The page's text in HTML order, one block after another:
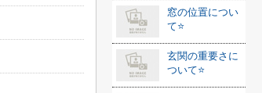
窓の位置につい
て⭐️
玄関の重要さに
ついて⭐️